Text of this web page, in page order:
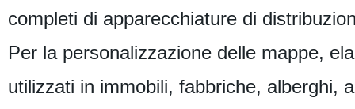
completi di apparecchiature di
Per la personalizzazione delle mappe,
utilizzati in immobili, fabbriche, alberghi,